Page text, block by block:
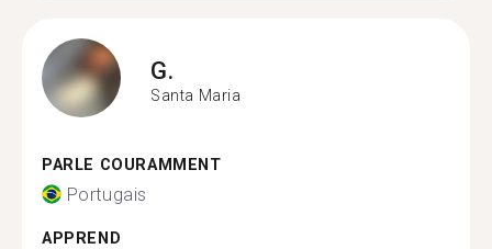
G.
Santa Maria
PARLE COURAMMENT
Portugais
APPREND